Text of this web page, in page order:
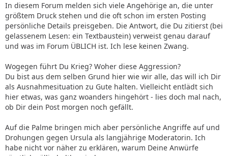
In diesem Forum melden sich viele Angehörige an, die unter
größtem Druck stehen und die oft schon im ersten Posting
persönliche Details preisgeben. Die Antwort, die Du zitierst (bei
gelassenem Lesen: ein Textbaustein) verweist genau darauf
und was im Forum ÜBLICH ist. Ich lese keinen Zwang.
Wogegen führt Du Krieg? Woher diese Aggression?
Du bist aus dem selben Grund hier wie wir alle, das will ich Dir
als Ausnahmesituation zu Gute halten. Vielleicht entlädt sich
hier etwas, was ganz woanders hingehört - lies doch mal nach,
ob Dir dein Post morgen noch gefällt.
Auf die Palme bringen mich aber persönliche Angriffe auf und
Drohungen gegen Ursula als langjährige Moderatorin. Ich
habe nicht vor näher zu erklären, warum Deine Anwürfe